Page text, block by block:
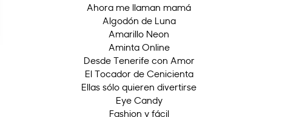
Ahora me llaman mamá
Algodón de Luna
Amarillo Neon
Aminta Online
Desde Tenerife con Amor
El Tocador de Cenicienta
Ellas sólo quieren divertirse
Eye Candy
Fashion y fácil